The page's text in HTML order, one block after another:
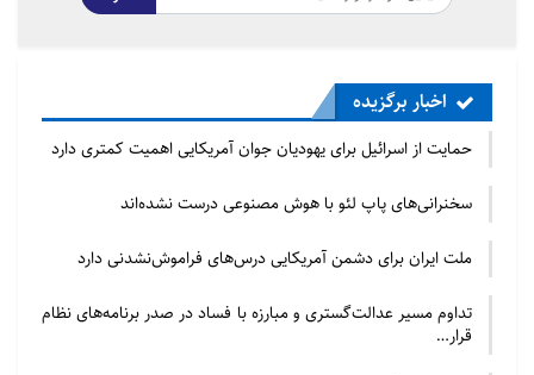
با این حال، نویسنده از مسلمانان بریتانیا خواست تا بر
سطح ملی شنیده شود، باید راهی برای همکاری بیابند.
اخبار برگزیده
حمایت از اسرائیل برای یهودیان جوان آمریکایی اهمیت کمتری دارد
سخنرانی‌های پاپ لئو با هوش مصنوعی درست نشده‌اند
ملت ایران برای دشمن آمریکایی درس‌های فراموش‌نشدنی دارد
تداوم مسیر عدالت‌گستری و مبارزه با فساد در صدر برنامه‌های نظام
قرار…